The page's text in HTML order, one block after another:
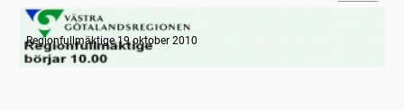
Genomgång av ärendelista
Regionfullmäktige 19 oktober 2010